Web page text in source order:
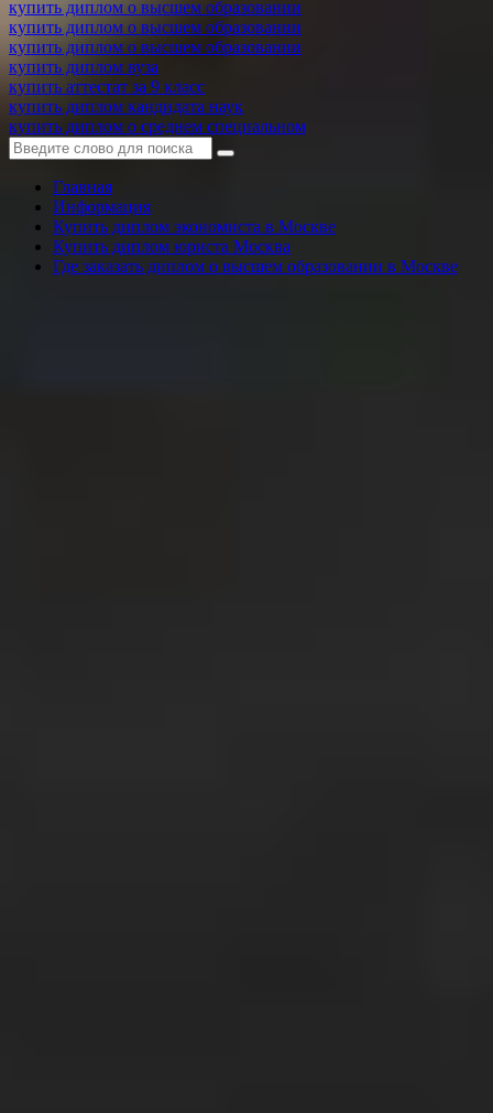
купить диплом о высшем образовании
купить диплом о высшем образовании
купить диплом о высшем образовании
купить диплом вуза
купить аттестат за 9 класс
купить диплом кандидата наук
купить диплом о среднем специальном
Главная
Информация
Купить диплом экономиста в Москве
Купить диплом юриста Москва
Где заказать диплом о высшем образовании в Москве